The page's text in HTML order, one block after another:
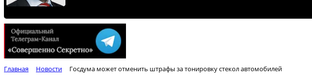
Главная Новости Госдума может отменить штрафы за тонировку стекол автомобилей